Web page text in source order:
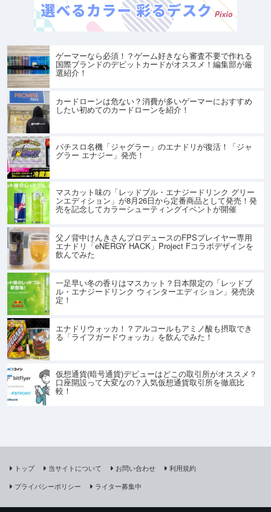
ゲーマーなら必須！？ゲーム好きなら審査不要で作れる
国際ブランドのデビットカードがオススメ！編集部が厳
選紹介！
カードローンは危ない？消費が多いゲーマーにおすすめ
したい初めてのカードローンを紹介！
パチスロ名機「ジャグラー」のエナドリが復活！「ジャ
グラー エナジー」発売！
マスカット味の「レッドブル・エナジードリンク グリー
ンエディション」が8月26日から定番商品として発売！発
売を記念してカラーシューティングイベントが開催
父ノ背中けんきさんプロデュースのFPSプレイヤー専用
エナドリ「eNERGY HACK」Project Fコラボデザインを
飲んでみた
一足早い冬の香りはマスカット？日本限定の「レッドブ
ル・エナジードリンク ウィンターエディション」発売決
定！
エナドリウォッカ！？アルコールもアミノ酸も摂取でき
る「ライフガードウォッカ」を飲んでみた！
仮想通貨(暗号通貨)デビューはどこの取引所がオススメ？
口座開設って大変なの？人気仮想通貨取引所を徹底比
較！
トップ 当サイトについて お問い合わせ
利用規約
プライバシーポリシー
ライター募集中